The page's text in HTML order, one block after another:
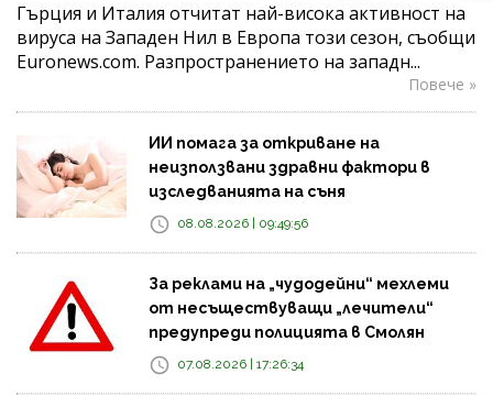
Гърция и Италия отчитат най-висока активност на
вируса на Западен Нил в Европа този сезон, съобщи
Euronews.com. Разпространението на западн...
Повече »
ИИ помага за откриване на
неизползвани здравни фактори в
изследванията на съня
08.08.2026 | 09:49:56
За реклами на „чудодейни“ мехлеми
от несъществуващи „лечители“
предупреди полицията в Смолян
07.08.2026 | 17:26:34